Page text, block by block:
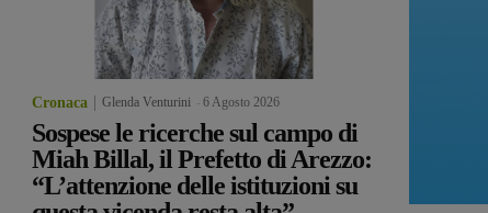
Cronaca Glenda Venturini 6 Agosto 2026
Sospese le ricerche sul campo di
Miah Billal, il Prefetto di Arezzo:
“L’attenzione delle istituzioni su